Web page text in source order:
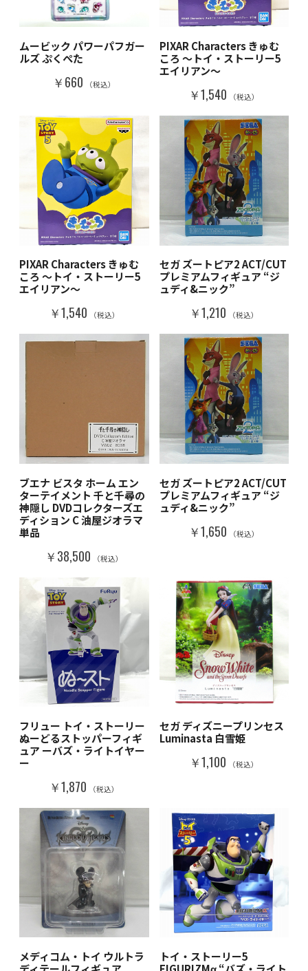
ムービック パワーパフガー
ルズ ぷくぺた
￥660 （税込）
PIXAR Characters きゅむ
ころ ～トイ・ストーリー5
エイリアン～
￥1,540 （税込）
PIXAR Characters きゅむ
ころ ～トイ・ストーリー5
エイリアン～
￥1,540 （税込）
セガ ズートピア2 ACT/CUT
プレミアムフィギュア “ジ
ュディ&ニック”
￥1,210 （税込）
ブエナ ビスタ ホーム エン
ターテイメント 千と千尋の
神隠し DVDコレクターズエ
ディション C 油屋ジオラマ
単品
￥38,500 （税込）
セガ ズートピア2 ACT/CUT
プレミアムフィギュア “ジ
ュディ&ニック”
￥1,650 （税込）
フリュー トイ・ストーリー
ぬーどるストッパーフィギ
ュア ーバズ・ライトイヤー
ー
￥1,870 （税込）
セガ ディズニープリンセス
Luminasta 白雪姫
￥1,100 （税込）
メディコム・トイ ウルトラ
トイ・ストーリー5